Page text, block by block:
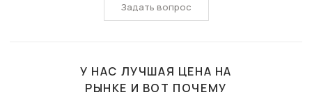
Задать вопрос
У НАС ЛУЧШАЯ ЦЕНА НА
РЫНКЕ И ВОТ ПОЧЕМУ